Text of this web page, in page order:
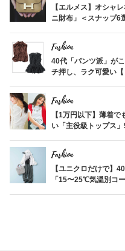
【エルメス】オシャ
ニ財布」＜スナップ6
Fashion
40代「パンツ派」が
チ押し、ラク可愛い
Fashion
【1万円以下】薄着
い「主役級トップス
Fashion
【ユニクロだけで】
「15〜25℃気温別コ